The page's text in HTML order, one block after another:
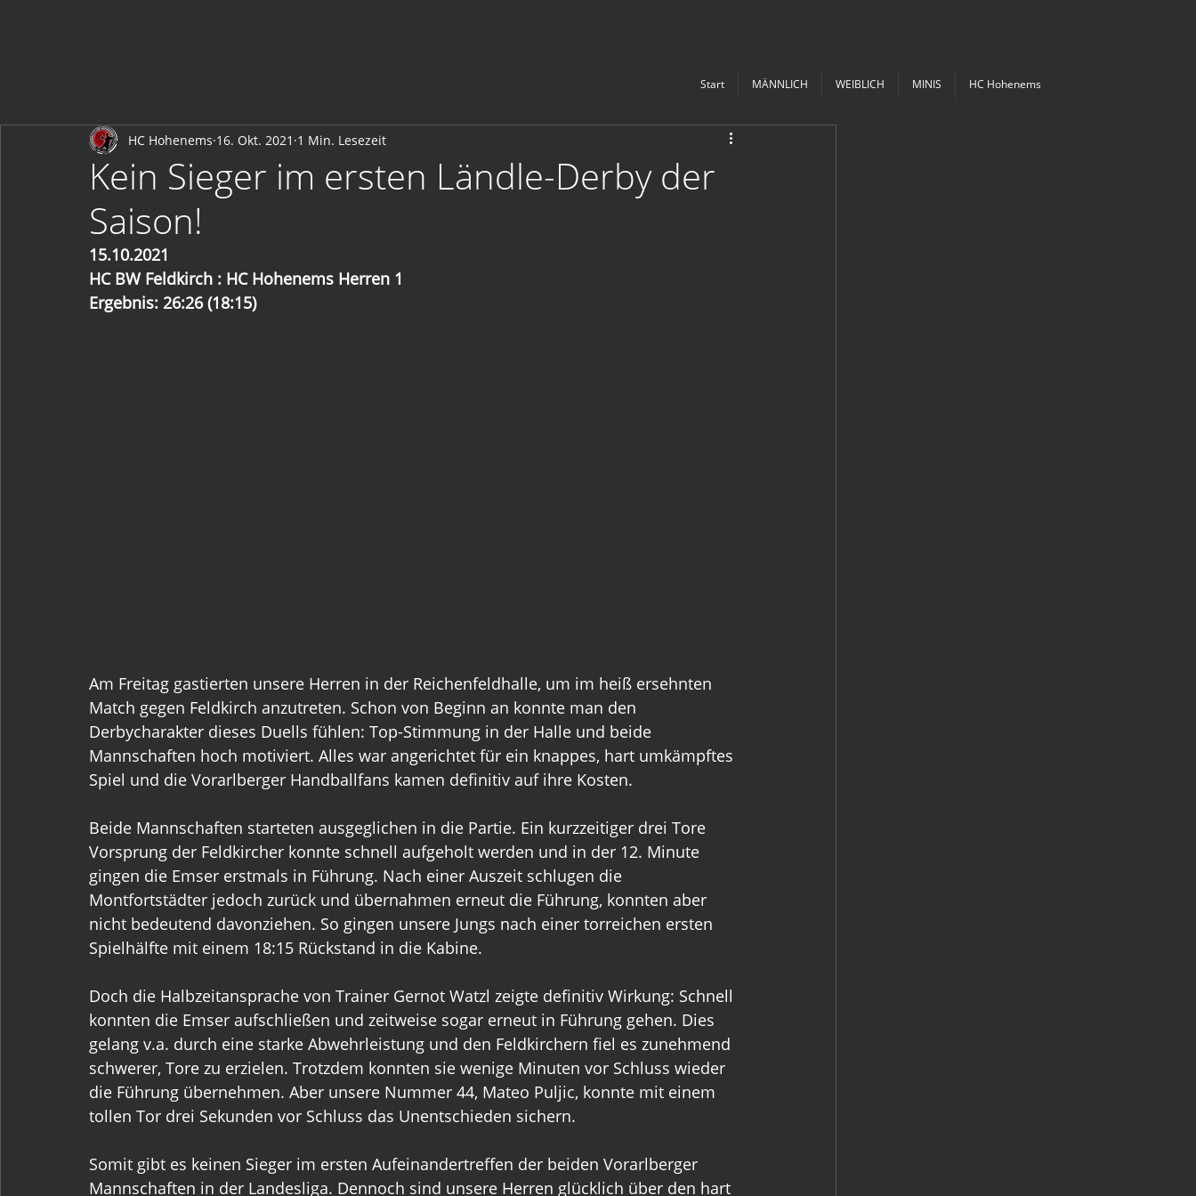
Start MÄNNLICH WEIBLICH MINIS HC Hohenems
Kein Sieger im ersten Ländle-Derby der
Saison!
HC Hohenems 16. Okt. 2021 1 Min. Lesezeit
15.10.2021
HC BW Feldkirch : HC Hohenems Herren 1
Ergebnis: 26:26 (18:15)
Am Freitag gastierten unsere Herren in der Reichenfeldhalle, um im heiß ersehnten
Match gegen Feldkirch anzutreten. Schon von Beginn an konnte man den
Derbycharakter dieses Duells fühlen: Top-Stimmung in der Halle und beide
Mannschaften hoch motiviert. Alles war angerichtet für ein knappes, hart umkämpftes
Spiel und die Vorarlberger Handballfans kamen definitiv auf ihre Kosten.
Beide Mannschaften starteten ausgeglichen in die Partie. Ein kurzzeitiger drei Tore
Vorsprung der Feldkircher konnte schnell aufgeholt werden und in der 12. Minute
gingen die Emser erstmals in Führung. Nach einer Auszeit schlugen die
Montfortstädter jedoch zurück und übernahmen erneut die Führung, konnten aber
nicht bedeutend davonziehen. So gingen unsere Jungs nach einer torreichen ersten
Spielhälfte mit einem 18:15 Rückstand in die Kabine.
Doch die Halbzeitansprache von Trainer Gernot Watzl zeigte definitiv Wirkung: Schnell
konnten die Emser aufschließen und zeitweise sogar erneut in Führung gehen. Dies
gelang v.a. durch eine starke Abwehrleistung und den Feldkirchern fiel es zunehmend
schwerer, Tore zu erzielen. Trotzdem konnten sie wenige Minuten vor Schluss wieder
die Führung übernehmen. Aber unsere Nummer 44, Mateo Puljic, konnte mit einem
tollen Tor drei Sekunden vor Schluss das Unentschieden sichern.
Somit gibt es keinen Sieger im ersten Aufeinandertreffen der beiden Vorarlberger
Mannschaften in der Landesliga. Dennoch sind unsere Herren glücklich über den hart